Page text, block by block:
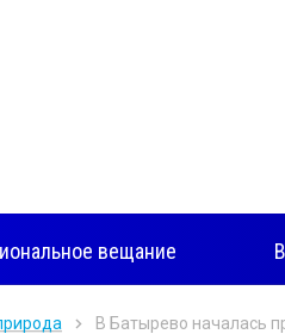
вещание
В Батырево началась